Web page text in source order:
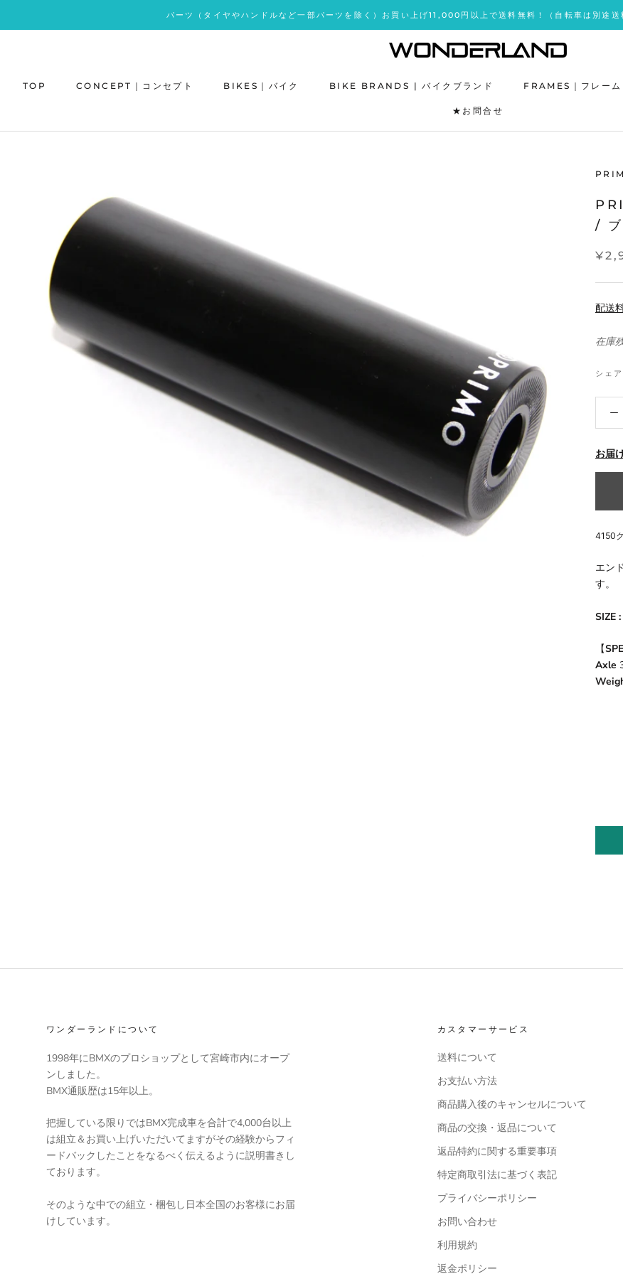
パーツ（タイヤやハンドルなど一部パーツを除く）お買い上げ11,000円以上で送料無料！（自転車は別途送
TOP CONCEPT｜コンセプト BIKES｜バイク BIKE BRANDS | バイクブランド FRAMES｜フレーム
★お問合せ
/ ブ
配送
在庫
シェア
お届
4150
エン
す。
SIZE
【
Axle
ワンダーランドについて
1998年にBMXのプロショップとして宮崎市内にオープ
ンしました。
BMX通販歴は15年以上。
把握している限りではBMX完成車を合計で4,000台以上
は組立＆お買い上げいただいてますがその経験からフィ
ードバックしたことをなるべく伝えるように説明書きし
ております。
そのような中での組立・梱包し日本全国のお客様にお届
けしています。
カスタマーサービス
送料について
お支払い方法
商品購入後のキャンセルについて
商品の交換・返品について
返品特約に関する重要事項
特定商取引法に基づく表記
プライバシーポリシー
お問い合わせ
利用規約
返金ポリシー